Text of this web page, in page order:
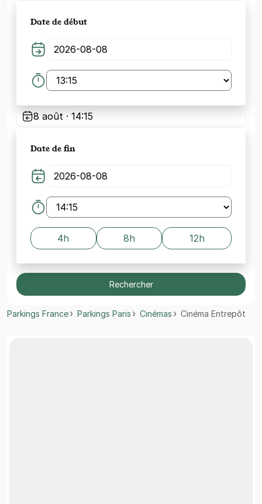
Date de début
8 août · 14:15
Date de fin
4h 8h 12h
Rechercher
Parkings France Parkings Paris Cinémas Cinéma Entrepôt